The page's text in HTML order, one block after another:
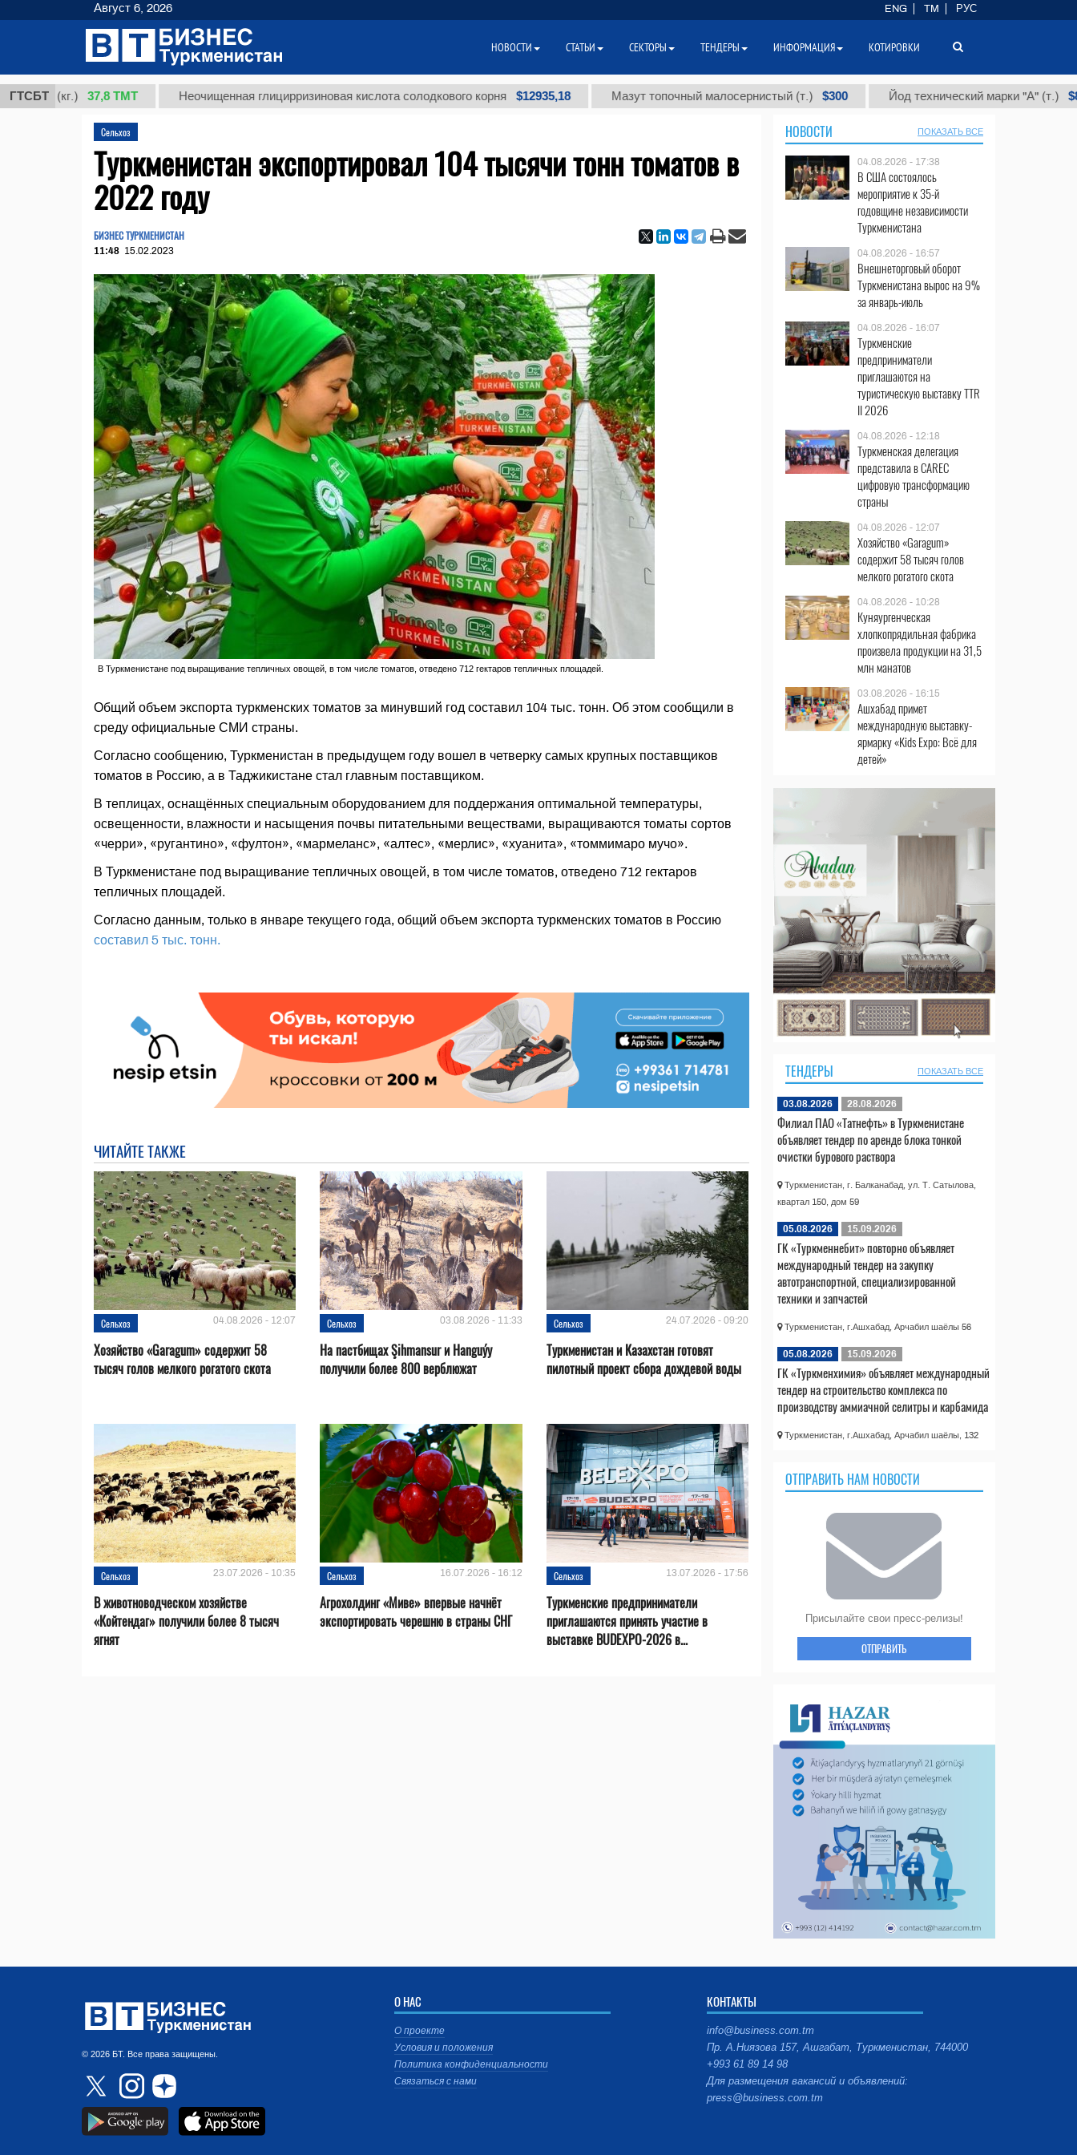
ГТСБТ
(кг.) 37,8 ТМТ Неочищенная глицирризиновая кислота солодкового корня $12935,18 Мазут топочный малосернистый (т.) $300 Йод технический марки "А" (т.) $86 000
Сельхоз
Туркменистан экспортировал 104 тысячи тонн томатов в
2022 году
БИЗНЕС ТУРКМЕНИСТАН
11:48 15.02.2023
В Туркменистане под выращивание тепличных овощей, в том числе томатов, отведено 712 гектаров тепличных площадей.
Общий объем экспорта туркменских томатов за минувший год составил 104 тыс. тонн. Об этом сообщили в
среду официальные СМИ страны.
Согласно сообщению, Туркменистан в предыдущем году вошел в четверку самых крупных поставщиков
томатов в Россию, а в Таджикистане стал главным поставщиком.
В теплицах, оснащённых специальным оборудованием для поддержания оптимальной температуры,
освещенности, влажности и насыщения почвы питательными веществами, выращиваются томаты сортов
«черри», «ругантино», «фултон», «мармеланс», «алтес», «мерлис», «хуанита», «томмимаро мучо».
В Туркменистане под выращивание тепличных овощей, в том числе томатов, отведено 712 гектаров
тепличных площадей.
Согласно данным, только в январе текущего года, общий объем экспорта туркменских томатов в Россию
составил 5 тыс. тонн.
ЧИТАЙТЕ ТАКЖЕ
Сельхоз 04.08.2026 - 12:07
Хозяйство «Garagum» содержит 58
тысяч голов мелкого рогатого скота
Сельхоз 03.08.2026 - 11:33
На пастбищах Şihmansur и Hanguýy
получили более 800 верблюжат
Сельхоз 24.07.2026 - 09:20
Туркменистан и Казахстан готовят
пилотный проект сбора дождевой воды
Сельхоз 23.07.2026 - 10:35
В животноводческом хозяйстве
«Койтендаг» получили более 8 тысяч
ягнят
Сельхоз 16.07.2026 - 16:12
Агрохолдинг «Миве» впервые начнёт
экспортировать черешню в страны СНГ
Сельхоз 13.07.2026 - 17:56
Туркменские предприниматели
приглашаются принять участие в
выставке BUDEXPO-2026 в...
НОВОСТИ ПОКАЗАТЬ ВСЕ
04.08.2026 - 17:38
В США состоялось
мероприятие к 35-й
годовщине независимости
Туркменистана
04.08.2026 - 16:57
Внешнеторговый оборот
Туркменистана вырос на 9%
за январь-июль
04.08.2026 - 16:07
Туркменские
предприниматели
приглашаются на
туристическую выставку TTR
II 2026
04.08.2026 - 12:18
Туркменская делегация
представила в CAREC
цифровую трансформацию
страны
04.08.2026 - 12:07
Хозяйство «Garagum»
содержит 58 тысяч голов
мелкого рогатого скота
04.08.2026 - 10:28
Куняургенческая
хлопкопрядильная фабрика
произвела продукции на 31,5
млн манатов
03.08.2026 - 16:15
Ашхабад примет
международную выставку-
ярмарку «Kids Expo: Всё для
детей»
ТЕНДЕРЫ ПОКАЗАТЬ ВСЕ
03.08.2026 28.08.2026
Филиал ПАО «Татнефть» в Туркменистане
объявляет тендер по аренде блока тонкой
очистки бурового раствора
Туркменистан, г. Балканабад, ул. Т. Сатылова,
квартал 150, дом 59
05.08.2026 15.09.2026
ГК «Туркменнебит» повторно объявляет
международный тендер на закупку
автотранспортной, специализированной
техники и запчастей
Туркменистан, г.Ашхабад, Арчабил шаёлы 56
05.08.2026 15.09.2026
ГК «Туркменхимия» объявляет международный
тендер на строительство комплекса по
производству аммиачной селитры и карбамида
Туркменистан, г.Ашхабад, Арчабил шаёлы, 132
ОТПРАВИТЬ НАМ НОВОСТИ
Присылайте свои пресс-релизы!
ОТПРАВИТЬ
© 2026 БТ. Все права защищены.
О НАС
О проекте
Условия и положения
Политика конфиденциальности
Связаться с нами
КОНТАКТЫ
info@business.com.tm
Пр. А.Ниязова 157, Ашгабат, Туркменистан, 744000
+993 61 89 14 98
Для размещения вакансий и объявлений:
press@business.com.tm
Август 6, 2026 ENG TM РУС
НОВОСТИ СТАТЬИ СЕКТОРЫ ТЕНДЕРЫ ИНФОРМАЦИЯ КОТИРОВКИ